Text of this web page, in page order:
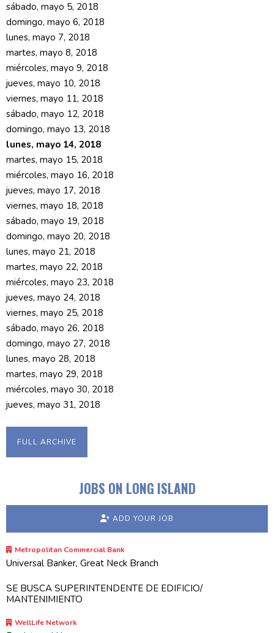
sábado, mayo 5, 2018
domingo, mayo 6, 2018
lunes, mayo 7, 2018
martes, mayo 8, 2018
miércoles, mayo 9, 2018
jueves, mayo 10, 2018
viernes, mayo 11, 2018
sábado, mayo 12, 2018
domingo, mayo 13, 2018
lunes, mayo 14, 2018
martes, mayo 15, 2018
miércoles, mayo 16, 2018
jueves, mayo 17, 2018
viernes, mayo 18, 2018
sábado, mayo 19, 2018
domingo, mayo 20, 2018
lunes, mayo 21, 2018
martes, mayo 22, 2018
miércoles, mayo 23, 2018
jueves, mayo 24, 2018
viernes, mayo 25, 2018
sábado, mayo 26, 2018
domingo, mayo 27, 2018
lunes, mayo 28, 2018
martes, mayo 29, 2018
miércoles, mayo 30, 2018
jueves, mayo 31, 2018
FULL ARCHIVE
JOBS ON LONG ISLAND
ADD YOUR JOB
Metropolitan Commercial Bank
Universal Banker, Great Neck Branch
SE BUSCA SUPERINTENDENTE DE EDIFICIO/
MANTENIMIENTO
WellLife Network